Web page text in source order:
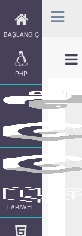
BAŞLANGIÇ
PHP
LARAVEL